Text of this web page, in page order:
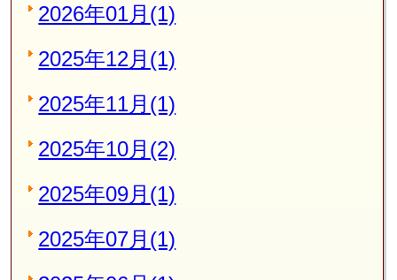
2026年01月(1)
2025年12月(1)
2025年11月(1)
2025年10月(2)
2025年09月(1)
2025年07月(1)